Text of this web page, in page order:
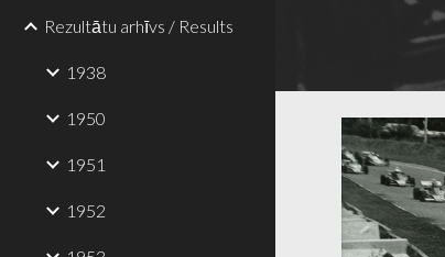
Rezultātu arhīvs / Results
1938
1950
1951
1952